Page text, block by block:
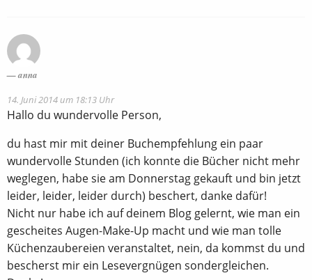
anna
14. Juni 2014 um 18:13 Uhr
Hallo du wundervolle Person,
du hast mir mit deiner Buchempfehlung ein paar
wundervolle Stunden (ich konnte die Bücher nicht mehr
weglegen, habe sie am Donnerstag gekauft und bin jetzt
leider, leider, leider durch) beschert, danke dafür!
Nicht nur habe ich auf deinem Blog gelernt, wie man ein
gescheites Augen-Make-Up macht und wie man tolle
Küchenzaubereien veranstaltet, nein, da kommst du und
bescherst mir ein Lesevergnügen sondergleichen.